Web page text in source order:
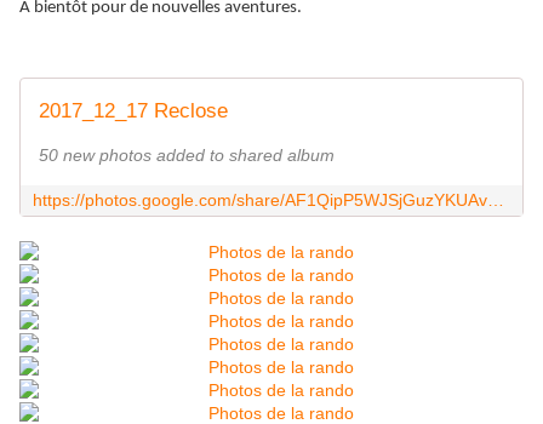
A bientôt pour de nouvelles aventures.
2017_12_17 Reclose
50 new photos added to shared album